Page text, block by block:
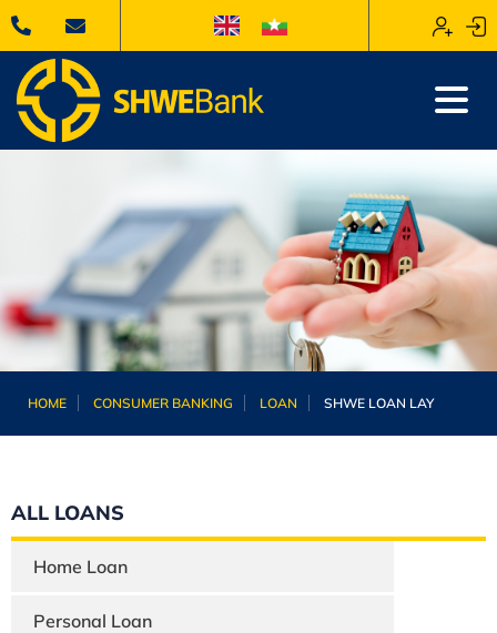
HOME CONSUMER BANKING LOAN SHWE LOAN LAY
ALL LOANS
Home Loan
Personal Loan